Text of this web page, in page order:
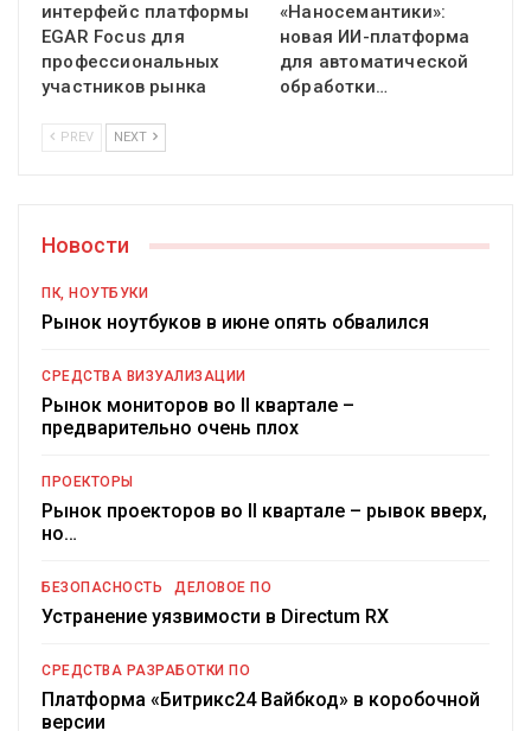
интерфейс платформы
EGAR Focus для
профессиональных
участников рынка
«Наносемантики»:
новая ИИ-платформа
для автоматической
обработки…
PREV NEXT
Новости
ПК, НОУТБУКИ
Рынок ноутбуков в июне опять обвалился
СРЕДСТВА ВИЗУАЛИЗАЦИИ
Рынок мониторов во II квартале –
предварительно очень плох
ПРОЕКТОРЫ
Рынок проекторов во II квартале – рывок вверх,
но…
БЕЗОПАСНОСТЬ ДЕЛОВОЕ ПО
Устранение уязвимости в Directum RX
СРЕДСТВА РАЗРАБОТКИ ПО
Платформа «Битрикс24 Вайбкод» в коробочной
версии